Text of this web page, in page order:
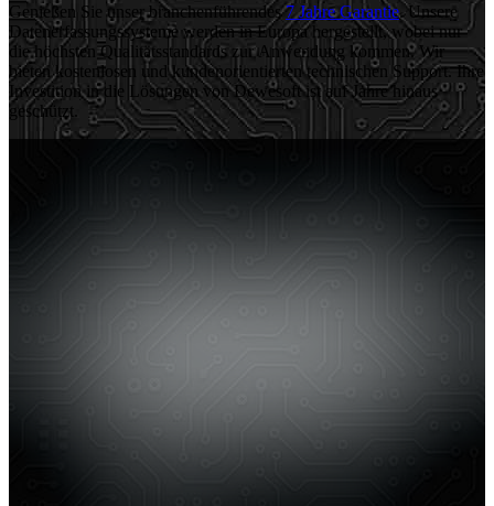
Genießen Sie unser branchenführendes7 Jahre Garantie. Unsere
Datenerfassungssysteme werden in Europa hergestellt, wobei nur
die höchsten Qualitätsstandards zur Anwendung kommen. Wir
bieten kostenlosen und kundenorientierten technischen Support. Ihre
Investition in die Lösungen von Dewesoft ist auf Jahre hinaus
geschützt.